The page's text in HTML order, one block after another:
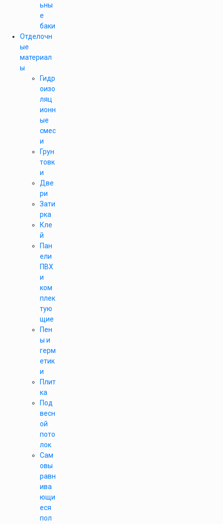
ьны
е
баки
Отделочн
ые
материал
ы
Гидр
оизо
ляц
ионн
ые
смес
и
Грун
товк
и
Две
ри
Зати
рка
Кле
й
Пан
ели
ПВХ
и
ком
плек
тую
щие
Пен
ы и
герм
етик
и
Плит
ка
Под
весн
ой
пото
лок
Сам
овы
равн
ива
ющи
еся
пол